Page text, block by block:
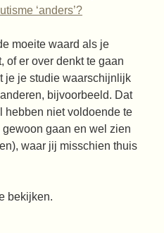
‘anders’?
moeite waard als je
of er over denkt te gaan
je je studie waarschijnlijk
bijvoorbeeld. Dat
hebben niet voldoende te
gaan en wel zien
waar jij misschien thuis
bekijken.